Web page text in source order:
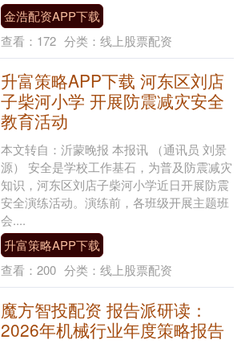
金浩配资APP下载
查看： 172 分类： 线上股票配资
升富策略APP下载 河东区刘店
子柴河小学 开展防震减灾安全
教育活动
本文转自：沂蒙晚报 本报讯 （通讯员 刘景
源） 安全是学校工作基石，为普及防震减灾
知识，河东区刘店子柴河小学近日开展防震
安全演练活动。演练前，各班级开展主题班
会....
升富策略APP下载
查看： 200 分类： 线上股票配资
魔方智投配资 报告派研读：
2026年机械行业年度策略报告